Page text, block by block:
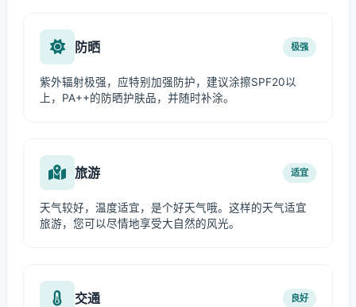
防晒 极强
紫外辐射极强，应特别加强防护，建议涂擦SPF20以
上，PA++的防晒护肤品，并随时补涂。
旅游 适宜
天气较好，温度适宜，是个好天气哦。这样的天气适宜
旅游，您可以尽情地享受大自然的风光。
交通 良好